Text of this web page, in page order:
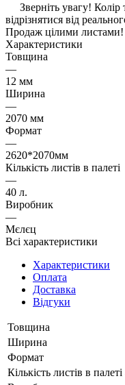
Зверніть увагу!
відрізнятися від
Продаж цілими листами!
Характеристики
Товщина
—
12 мм
Ширина
—
2070 мм
Формат
—
2620*2070мм
Кількість листів в палеті
—
40 л.
Виробник
—
Мєлєц
Всі характеристики
Характеристики
Оплата
Доставка
Відгуки
Товщина
Ширина
Формат
Кількість листів в палеті